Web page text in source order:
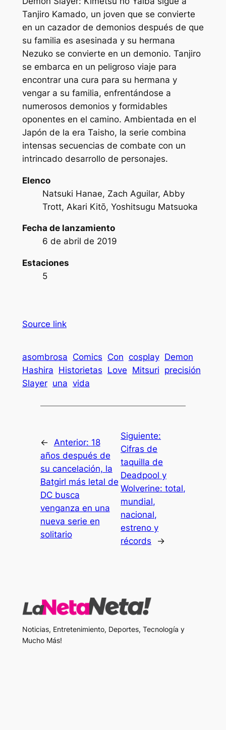
Tanjiro Kamado, un joven que se convierte
en un cazador de demonios después de que
su familia es asesinada y su hermana
Nezuko se convierte en un demonio. Tanjiro
se embarca en un peligroso viaje para
encontrar una cura para su hermana y
vengar a su familia, enfrentándose a
numerosos demonios y formidables
oponentes en el camino. Ambientada en el
Japón de la era Taisho, la serie combina
intensas secuencias de combate con un
intrincado desarrollo de personajes.
Elenco
Natsuki Hanae, Zach Aguilar, Abby
Trott, Akari Kitō, Yoshitsugu Matsuoka
Fecha de lanzamiento
6 de abril de 2019
Estaciones
5
Source link
asombrosa Comics Con cosplay Demon
Hashira Historietas Love Mitsuri precisión
Slayer una vida
← Anterior: 18
años después de
su cancelación, la
Batgirl más letal de
DC busca
venganza en una
nueva serie en
solitario
Siguiente:
Cifras de
taquilla de
Deadpool y
Wolverine: total,
mundial,
nacional,
estreno y
récords
→
Noticias, Entretenimiento, Deportes, Tecnología y
Mucho Más!